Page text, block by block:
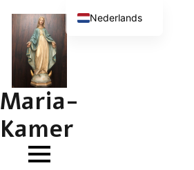
Maria-
Kamer
Nederlands